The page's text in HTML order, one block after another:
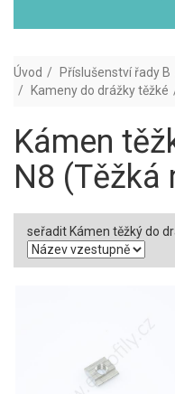
Úvod Příslušenství řady B
Kameny do drážky těžké
Kámen
N8 (Těžká
seřadit Kámen těžký do